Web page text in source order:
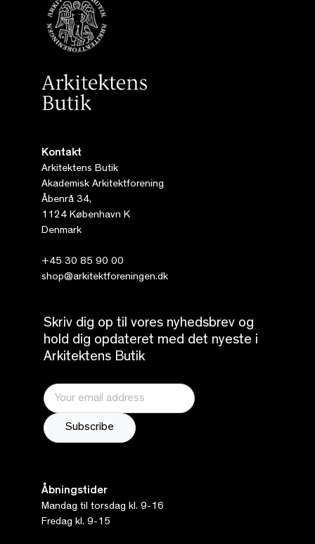
Kontakt
Arkitektens Butik
Akademisk Arkitektforening
Åbenrå 34,
1124 København K
Denmark
+45 30 85 90 00
shop@arkitektforeningen.dk
Skriv dig op til vores nyhedsbrev og
hold dig opdateret med det nyeste i
Arkitektens Butik
Åbningstider
Mandag til torsdag kl. 9-16
Fredag kl. 9-15